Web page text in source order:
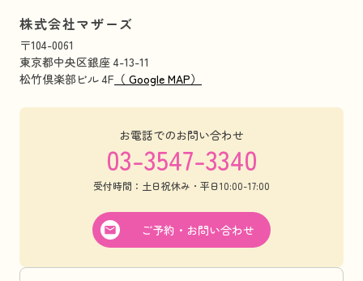
株式会社マザーズ
〒104-0061
東京都中央区銀座 4-13-11
松竹倶楽部ビル 4F （ Google MAP）
お電話でのお問い合わせ
03-3547-3340
受付時間：土日祝休み・平日10:00-17:00
ご予約・お問い合わせ